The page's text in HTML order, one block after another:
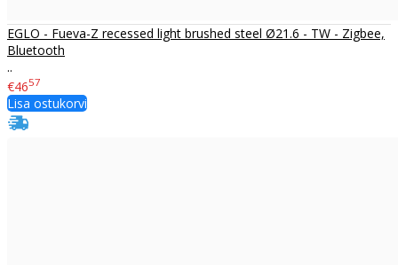
EGLO - Fueva-Z recessed light brushed steel Ø21.6 - TW - Zigbee,
Bluetooth
..
€4657
Lisa ostukorvi